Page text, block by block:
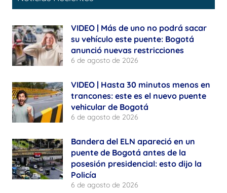
VIDEO | Más de uno no podrá sacar
su vehículo este puente: Bogotá
anunció nuevas restricciones
6 de agosto de 2026
VIDEO | Hasta 30 minutos menos en
trancones: este es el nuevo puente
vehicular de Bogotá
6 de agosto de 2026
Bandera del ELN apareció en un
puente de Bogotá antes de la
posesión presidencial: esto dijo la
Policía
6 de agosto de 2026